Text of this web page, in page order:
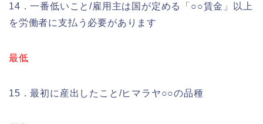
14．一番低いこと/雇用主は国が定める「○○賃金」以上
を労働者に支払う必要があります
最低
15．最初に産出したこと/ヒマラヤ○○の品種